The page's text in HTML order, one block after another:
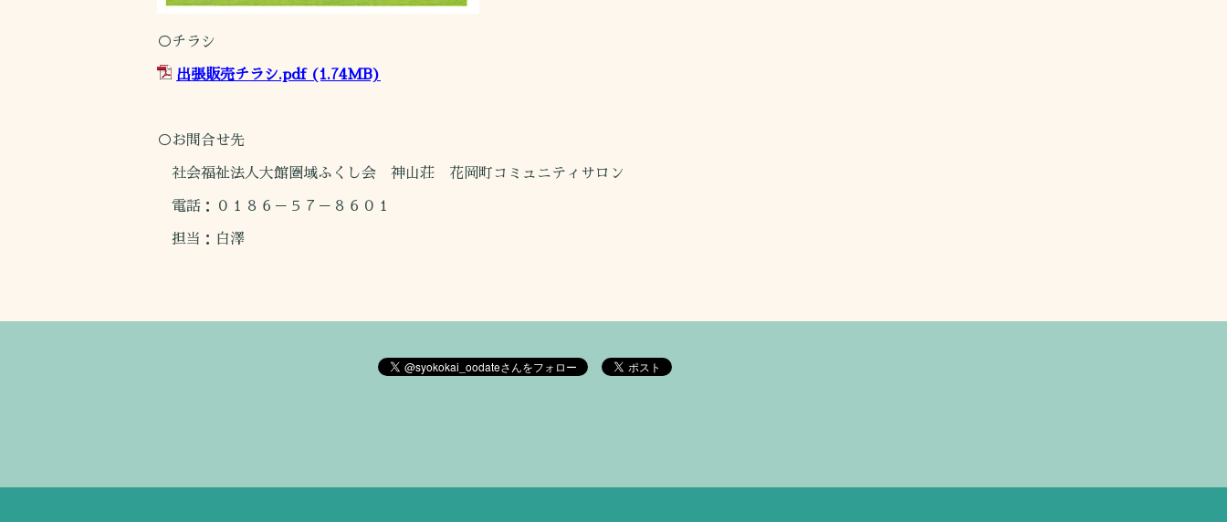
○チラシ
出張販売チラシ.pdf(1.74MB)
○お問合せ先
社会福祉法人大館圏域ふくし会 神山荘 花岡町コミュニティサロン
電話：０１８６－５７－８６０１
担当：白澤